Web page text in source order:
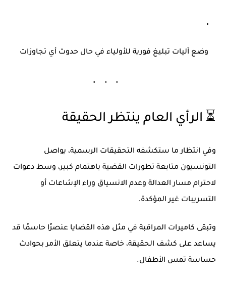
وضع آليات تبليغ فورية للأولياء في حال حدوث أي تجاوزات
⏳ الرأي العام ينتظر الحقيقة
وفي انتظار ما ستكشفه التحقيقات الرسمية، يواصل
التونسيون متابعة تطورات القضية باهتمام كبير، وسط دعوات
لاحترام مسار العدالة وعدم الانسياق وراء الإشاعات أو
التسريبات غير المؤكدة.
وتبقى كاميرات المراقبة في مثل هذه القضايا عنصرًا حاسمًا قد
يساعد على كشف الحقيقة، خاصة عندما يتعلق الأمر بحوادث
حساسة تمس الأطفال.